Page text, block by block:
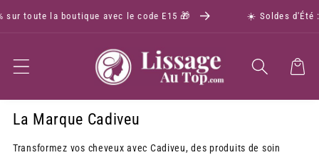
toute la boutique avec le code E15 🎁 ☀️ Soldes d'Été :
Panier
La Marque Cadiveu
Transformez vos cheveux avec Cadiveu, des produits de soin